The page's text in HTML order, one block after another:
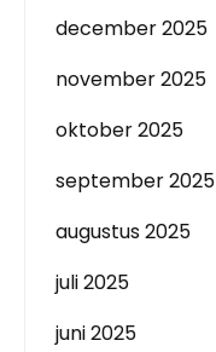
december 2025
november 2025
oktober 2025
september 2025
augustus 2025
juli 2025
juni 2025